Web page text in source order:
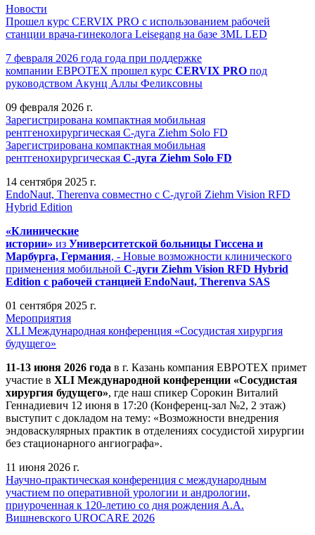
Новости
Прошел курс CERVIX PRO с использованием рабочей
станции врача-гинеколога Leisegang на базе 3ML LED
7 февраля 2026 года года при поддержке
компании ЕВРОТЕХ прошел курс CERVIX PRO под
руководством Акунц Аллы Феликсовны
09 февраля 2026 г.
Зарегистрирована компактная мобильная
рентгенохирургическая С-дуга Ziehm Solo FD
Зарегистрирована компактная мобильная
рентгенохирургическая С-дуга Ziehm Solo FD
14 сентября 2025 г.
EndoNaut, Therenva совместно с С-дугой Ziehm Vision RFD
Hybrid Edition
«Клинические
истории» из Университетской больницы Гиссена и
Марбурга, Германия, - Новые возможности клинического
применения мобильной С-дуги Ziehm Vision RFD Hybrid
Edition с рабочей станцией EndoNaut, Therenva SAS
01 сентября 2025 г.
Мероприятия
XLI Международная конференция «Сосудистая хирургия
будущего»
11-13 июня 2026 года в г. Казань компания ЕВРОТЕХ примет
участие в XLI Международной конференции «Сосудистая
хирургия будущего», где наш спикер Сорокин Виталий
Геннадиевич 12 июня в 17:20 (Конференц-зал №2, 2 этаж)
выступит с докладом на тему: «Возможности внедрения
эндоваскулярных практик в отделениях сосудистой хирургии
без стационарного ангиографа».
11 июня 2026 г.
Научно-практическая конференция с международным
участием по оперативной урологии и андрологии,
приуроченная к 120-летию со дня рождения А.А.
Вишневского UROCARE 2026